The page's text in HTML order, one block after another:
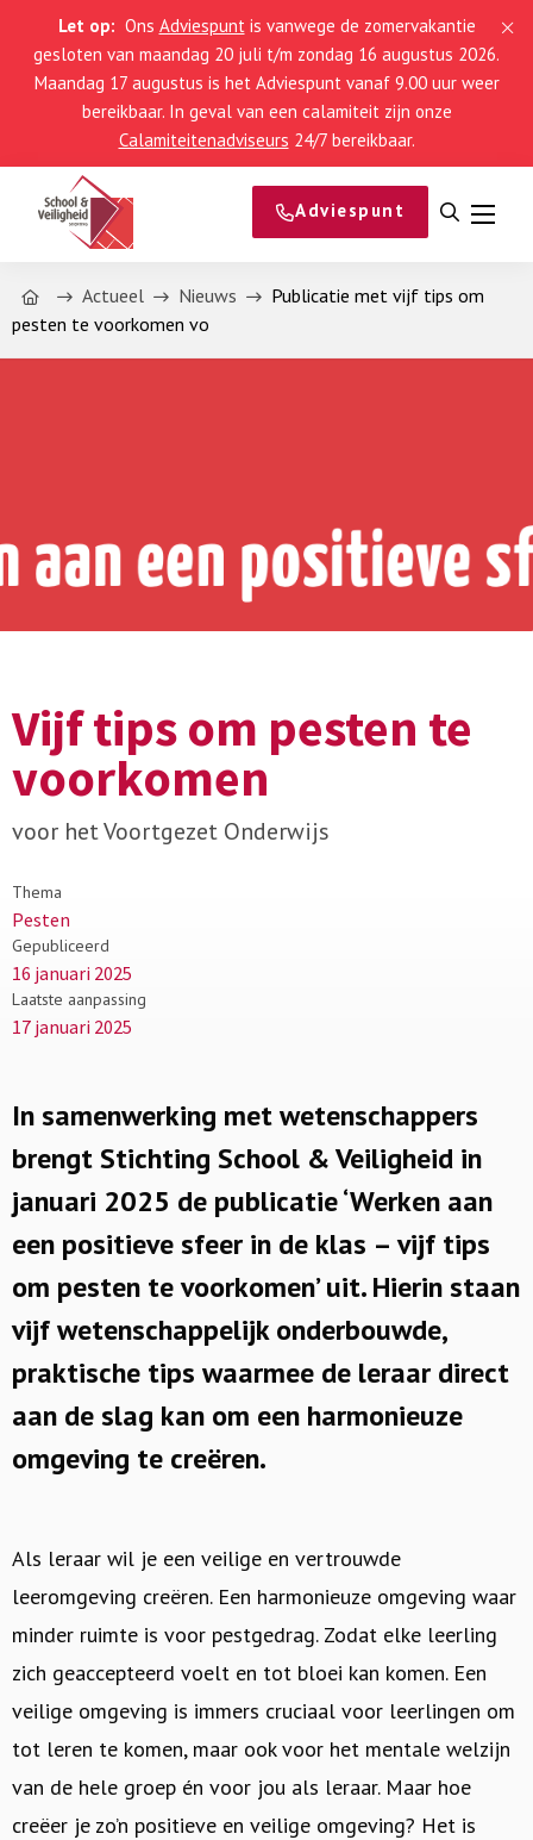
Let op: Ons Adviespuntis vanwege de zomervakantie
gesloten van maandag 20 juli t/m zondag 16 augustus 2026.
Maandag 17 augustus is het Adviespunt vanaf 9.00 uur weer
bereikbaar. In geval van een calamiteit zijn onze
Calamiteitenadviseurs 24/7 bereikbaar.
Adviespunt
Open
Menu
Home Actueel Nieuws
Publicatie met vijf tips om
pesten te voorkomen vo
Vijf tips om pesten te
voorkomen
voor het Voortgezet Onderwijs
Thema
Pesten
Gepubliceerd
16 januari 2025
Laatste aanpassing
17 januari 2025
In samenwerking met wetenschappers
brengt Stichting School & Veiligheid in
januari 2025 de publicatie ‘Werken aan
een positieve sfeer in de klas – vijf tips
om pesten te voorkomen’ uit. Hierin staan
vijf wetenschappelijk onderbouwde,
praktische tips waarmee de leraar direct
aan de slag kan om een harmonieuze
omgeving te creëren.
Als leraar wil je een veilige en vertrouwde
leeromgeving creëren. Een harmonieuze omgeving waar
minder ruimte is voor pestgedrag. Zodat elke leerling
zich geaccepteerd voelt en tot bloei kan komen. Een
veilige omgeving is immers cruciaal voor leerlingen om
tot leren te komen, maar ook voor het mentale welzijn
van de hele groep én voor jou als leraar. Maar hoe
creëer je zo’n positieve en veilige omgeving? Het is